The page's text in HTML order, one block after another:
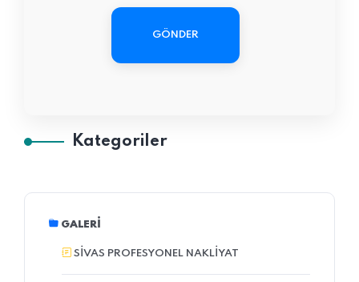
GÖNDER
Kategoriler
GALERI
SIVAS PROFESYONEL NAKLIYAT